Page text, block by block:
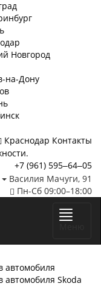
Новгород
на-Дону
Краснодар Контакты
+7 (961) 595‒64‒05
Василия Мачуги, 91​
Пн-Сб 09:00–18:00
автомобиля
автомобиля Skoda